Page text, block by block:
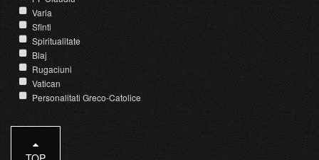
Varia
Sfinti
Spiritualitate
Blaj
Rugaciuni
Vatican
Personalitati Greco-Catolice